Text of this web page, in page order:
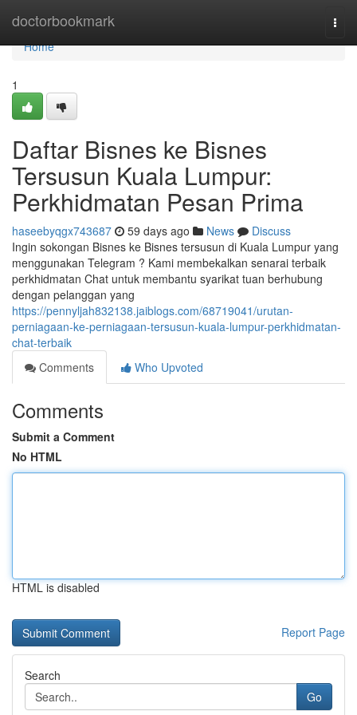
doctorbookmark
Home
Home
1
Daftar Bisnes ke Bisnes
Tersusun Kuala Lumpur:
Perkhidmatan Pesan Prima
haseebyqgx743687 59 days ago News
Discuss
Ingin sokongan Bisnes ke Bisnes tersusun di Kuala Lumpur yang
menggunakan Telegram ? Kami membekalkan senarai terbaik
perkhidmatan Chat untuk membantu syarikat tuan berhubung
dengan pelanggan yang
https://pennyljah832138.jaiblogs.com/68719041/urutan-
perniagaan-ke-perniagaan-tersusun-kuala-lumpur-perkhidmatan-
chat-terbaik
Comments
Who Upvoted
Comments
Submit a Comment
No HTML
HTML is disabled
Report Page
Search
Go